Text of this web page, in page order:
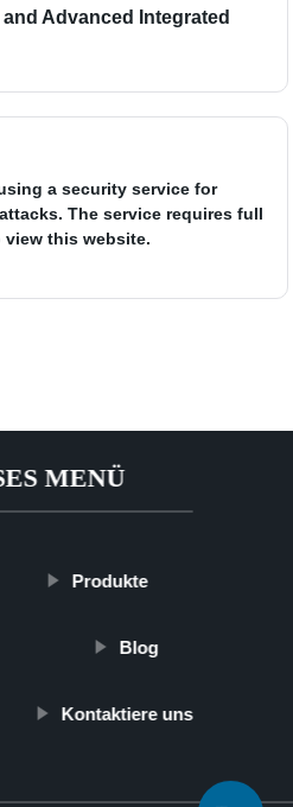
Advanced Integrated
a security service for
The service requires full
this website.
MENÜ
Produkte
Blog
Kontaktiere uns